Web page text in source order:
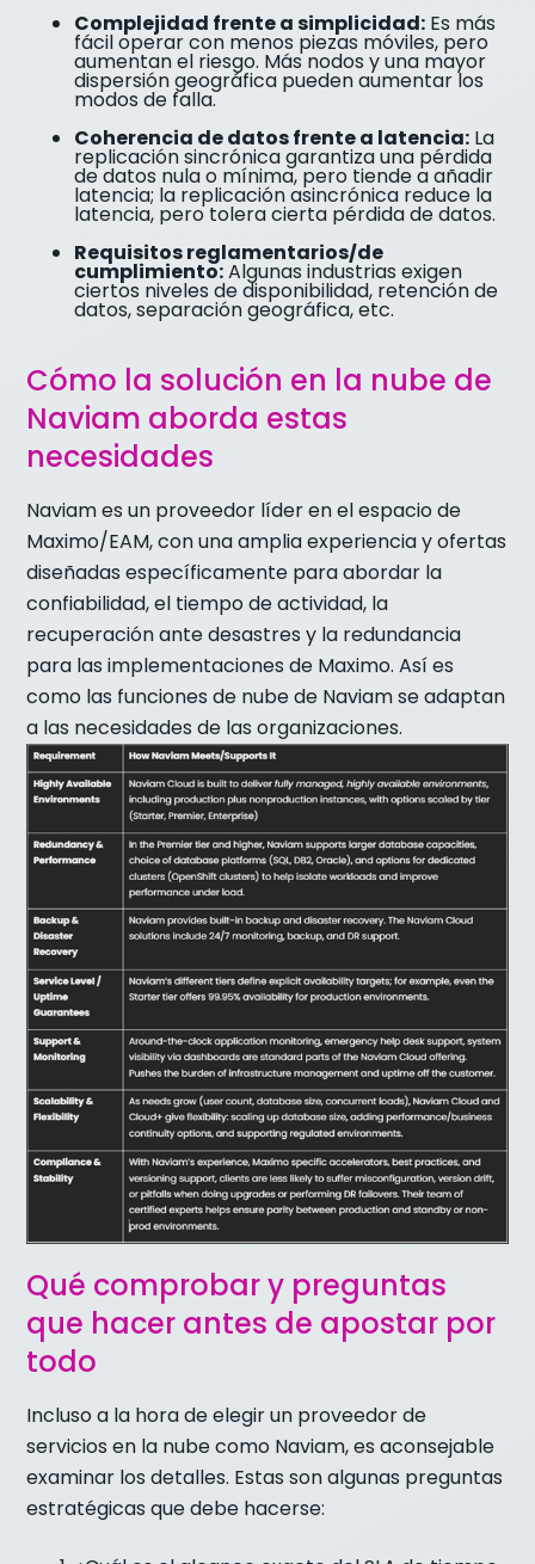
Complejidad frente a simplicidad: Es más
fácil operar con menos piezas móviles, pero
aumentan el riesgo. Más nodos y una mayor
dispersión geográfica pueden aumentar los
modos de falla.
Coherencia de datos frente a latencia: La
replicación sincrónica garantiza una pérdida
de datos nula o mínima, pero tiende a añadir
latencia; la replicación asincrónica reduce la
latencia, pero tolera cierta pérdida de datos.
Requisitos reglamentarios/de
cumplimiento:Algunas industrias exigen
ciertos niveles de disponibilidad, retención de
datos, separación geográfica, etc.
Cómo la solución en la nube de
Naviam aborda estas
necesidades
Naviam es un proveedor líder en el espacio de
Maximo/EAM, con una amplia experiencia y ofertas
diseñadas específicamente para abordar la
confiabilidad, el tiempo de actividad, la
recuperación ante desastres y la redundancia
para las implementaciones de Maximo. Así es
como las funciones de nube de Naviam se adaptan
a las necesidades de las organizaciones.
Qué comprobar y preguntas
que hacer antes de apostar por
todo
Incluso a la hora de elegir un proveedor de
servicios en la nube como Naviam, es aconsejable
examinar los detalles. Estas son algunas preguntas
estratégicas que debe hacerse: